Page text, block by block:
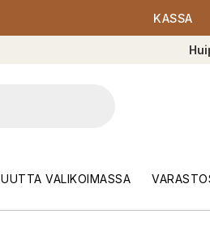
KASSA
UUTTA VALIKOIMASSA